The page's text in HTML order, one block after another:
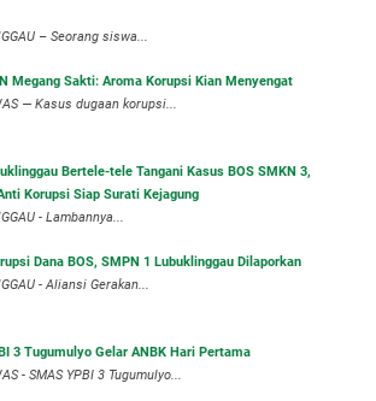
– Seorang siswa...
Megang Sakti: Aroma Korupsi Kian Menyengat
— Kasus dugaan korupsi...
Bertele-tele Tangani Kasus BOS SMKN 3,
Korupsi Siap Surati Kejagung
- Lambannya...
Dana BOS, SMPN 1 Lubuklinggau Dilaporkan
- Aliansi Gerakan...
3 Tugumulyo Gelar ANBK Hari Pertama
- SMAS YPBI 3 Tugumulyo...